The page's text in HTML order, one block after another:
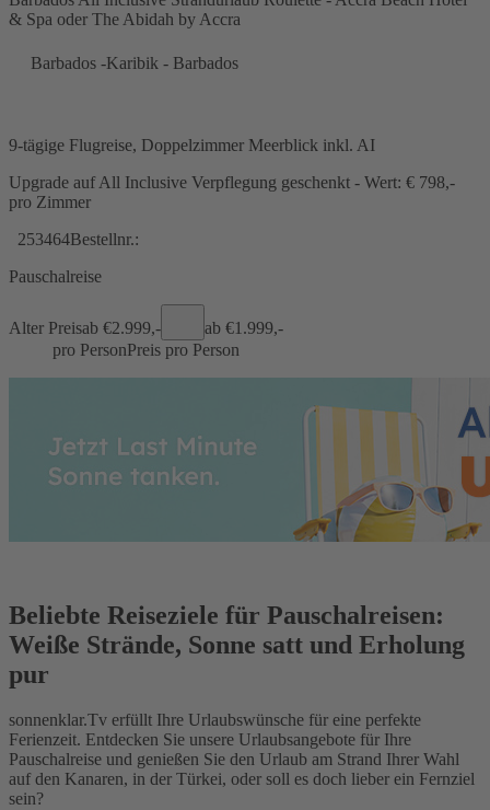
& Spa oder The Abidah by Accra
Barbados -Karibik - Barbados
9-tägige Flugreise, Doppelzimmer Meerblick inkl. AI
Upgrade auf All Inclusive Verpflegung geschenkt - Wert: € 798,-
pro Zimmer
253464Bestellnr.:
Pauschalreise
Alter Preisab €2.999,- ab €1.999,-
pro PersonPreis pro Person
Beliebte Reiseziele für Pauschalreisen:
Weiße Strände, Sonne satt und Erholung
pur
sonnenklar.Tv erfüllt Ihre Urlaubswünsche für eine perfekte
Ferienzeit. Entdecken Sie unsere Urlaubsangebote für Ihre
Pauschalreise und genießen Sie den Urlaub am Strand Ihrer Wahl
auf den Kanaren, in der Türkei, oder soll es doch lieber ein Fernziel
sein?